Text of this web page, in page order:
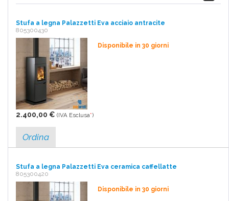
Stufa a legna Palazzetti Eva acciaio antracite
805300430
Disponibile in 30 giorni
2.400,00 € (IVA Esclusa*)
Ordina
Stufa a legna Palazzetti Eva ceramica caffellatte
805300420
Disponibile in 30 giorni